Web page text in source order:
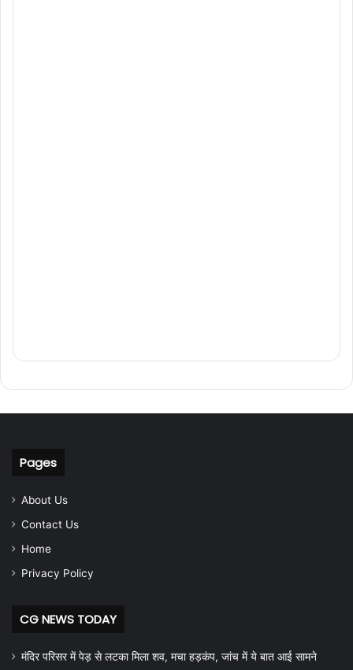
Pages
About Us
Contact Us
Home
Privacy Policy
CG NEWS TODAY
मंदिर परिसर में पेड़ से लटका मिला शव, मचा हड़कंप, जांच में ये बात आई सामने